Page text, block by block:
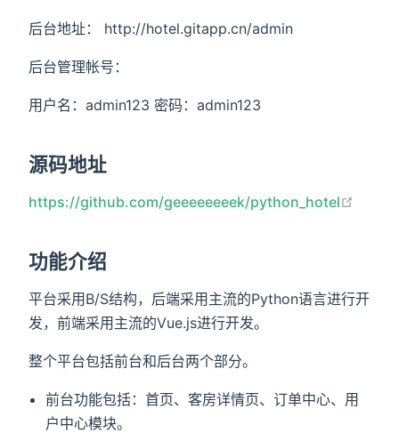
后台地址： http://hotel.gitapp.cn/admin
后台管理帐号：
用户名：admin123 密码：admin123
源码地址
https://github.com/geeeeeeeek/python_hotel
功能介绍
平台采用B/S结构，后端采用主流的Python语言进行开
发，前端采用主流的Vue.js进行开发。
整个平台包括前台和后台两个部分。
前台功能包括：首页、客房详情页、订单中心、用
户中心模块。